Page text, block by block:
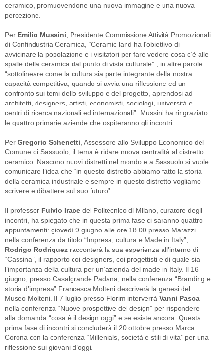
ceramico, promuovendone una nuova immagine e una nuova
percezione.
Per Emilio Mussini, Presidente Commissione Attività Promozionali
di Confindustria Ceramica, “Ceramic land ha l’obiettivo di
avvicinare la popolazione e i visitatori per fare vedere cosa c’è alle
spalle della ceramica dal punto di vista culturale” , in altre parole
“sottolineare come la cultura sia parte integrante della nostra
capacità competitiva, quando si avvia una riflessione ed un
confronto sui temi dello sviluppo e del progetto, aprendosi ad
architetti, designers, artisti, economisti, sociologi, università e
centri di ricerca nazionali ed internazionali”. Mussini ha ringraziato
le quattro primarie aziende che ospiteranno gli incontri.
Per Gregorio Schenetti, Assessore allo Sviluppo Economico del
Comune di Sassuolo, il tema è ridare nuova centralità al distretto
ceramico. Nascono nuovi distretti nel mondo e a Sassuolo si vuole
comunicare l’idea che “in questo distretto abbiamo fatto la storia
della ceramica industriale e sempre in questo distretto vogliamo
scrivere e dibattere sul suo futuro”.
Il professor Fulvio Irace del Politecnico di Milano, curatore degli
incontri, ha spiegato che in questa prima fase ci saranno quattro
appuntamenti: giovedì 9 giugno alle ore 18.00 presso Marazzi
nella conferenza da titolo “Impresa, cultura e Made in Italy”,
Rodrigo Rodriquez racconterà la sua esperienza all’interno di
“Cassina”, il rapporto coi designers, coi progettisti e di quale sia
l’importanza della cultura per un’azienda del made in Italy. Il 16
giugno, presso Casalgrande Padana, nella conferenza “Branding e
storia d’impresa” Francesca Molteni descriverà la genesi del
Museo Molteni. Il 7 luglio presso Florim interverrà Vanni Pasca
nella conferenza “Nuove prospettive del design” per rispondere
alla domanda “cosa è il design oggi” e se esiste ancora. Questa
prima fase di incontri si concluderà il 20 ottobre presso Marca
Corona con la conferenza “Millenials, società e stili di vita” per una
riflessione sui giovani d’oggi.